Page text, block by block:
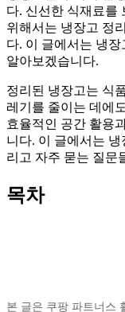
다. 신선한 식재료를
위해서는 냉장고 정
다. 이 글에서는 냉
알아보겠습니다.
정리된 냉장고는 식
레기를 줄이는 데에
효율적인 공간 활용
니다. 이 글에서는
리고 자주 묻는 질문
목차
본 글은 쿠팡 파트너스